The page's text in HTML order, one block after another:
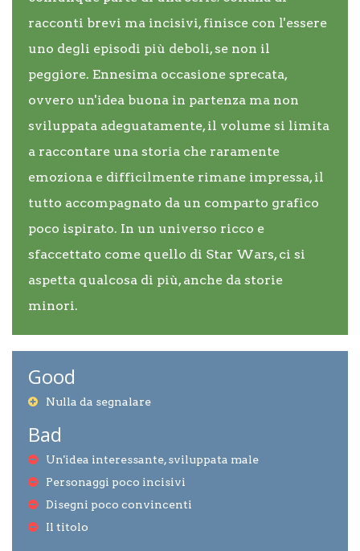
racconti brevi ma incisivi, finisce con l'essere
uno degli episodi più deboli, se non il
peggiore. Ennesima occasione sprecata,
ovvero un'idea buona in partenza ma non
sviluppata adeguatamente, il volume si limita
a raccontare una storia che raramente
emoziona e difficilmente rimane impressa, il
tutto accompagnato da un comparto grafico
poco ispirato. In un universo ricco e
sfaccettato come quello di Star Wars, ci si
aspetta qualcosa di più, anche da storie
minori.
Good
Nulla da segnalare
Bad
Un'idea interessante, sviluppata male
Personaggi poco incisivi
Disegni poco convincenti
Il titolo